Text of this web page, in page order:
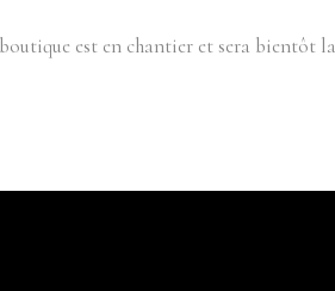
est en chantier et sera bientôt